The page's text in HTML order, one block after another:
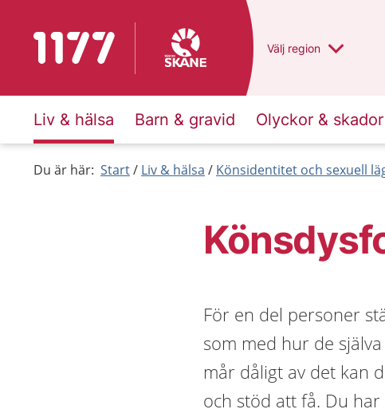
Till startsidan för 1177 Du har valt region
Välj en annan
region
Liv & hälsa Barn & gravid Olyckor & skador
Du är här: Start Liv & hälsa Könsidentitet och sexuell
För en del personer
som med hur de
mår dåligt av det kan
och stöd att få. Du